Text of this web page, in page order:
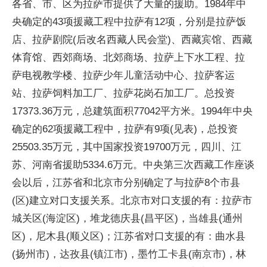
各省、市、区为拉萨市提供了大量的援助。1984年中
央确定的43项援藏工程中拉萨有12项，分别是拉萨饭
店、拉萨剧院(后改名西藏人民会堂)、西藏宾馆、西藏
体育馆、西郊商场、北郊商场、拉萨上下水工程、拉
萨电视教学楼、拉萨少年儿童活动中心、拉萨客运
站、拉萨饲料加工厂、拉萨花岗石加工厂。总投资
17373.36万元，总建筑面积77042平方米。1994年中央
确定的62项援藏工程中，拉萨有9项(见表)，总投资
25503.35万元，其中国家投资19700万元，四川、江
苏、河南省援助5334.6万元。中央第三次西藏工作座谈
会以后，江苏省和北京市分别确定了与拉萨8个市县
(区)建立对口支援关系。北京市对口支援的有：拉萨市
城关区(海淀区)，堆龙德庆县(昌平区)，当雄县(通州
区)，尼木县(顺义区)；江苏省对口支援的有：曲水县
(扬州市)，达孜县(镇江市)，墨竹工卡县(南京市)，林